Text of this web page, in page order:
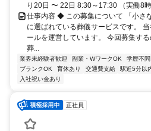
り20日 〜 22日 8:30～17:30 （実働8時
仕事内容 ◆ この募集について 「小さ
に選ばれている葬儀サービスです。
ールを運営しています。 今回募集す
葬...
業界未経験者歓迎 副業・WワークOK 学歴不問
ブランクOK
育休あり 交通費支給 駅近5分以
入社祝い金あり
正社員